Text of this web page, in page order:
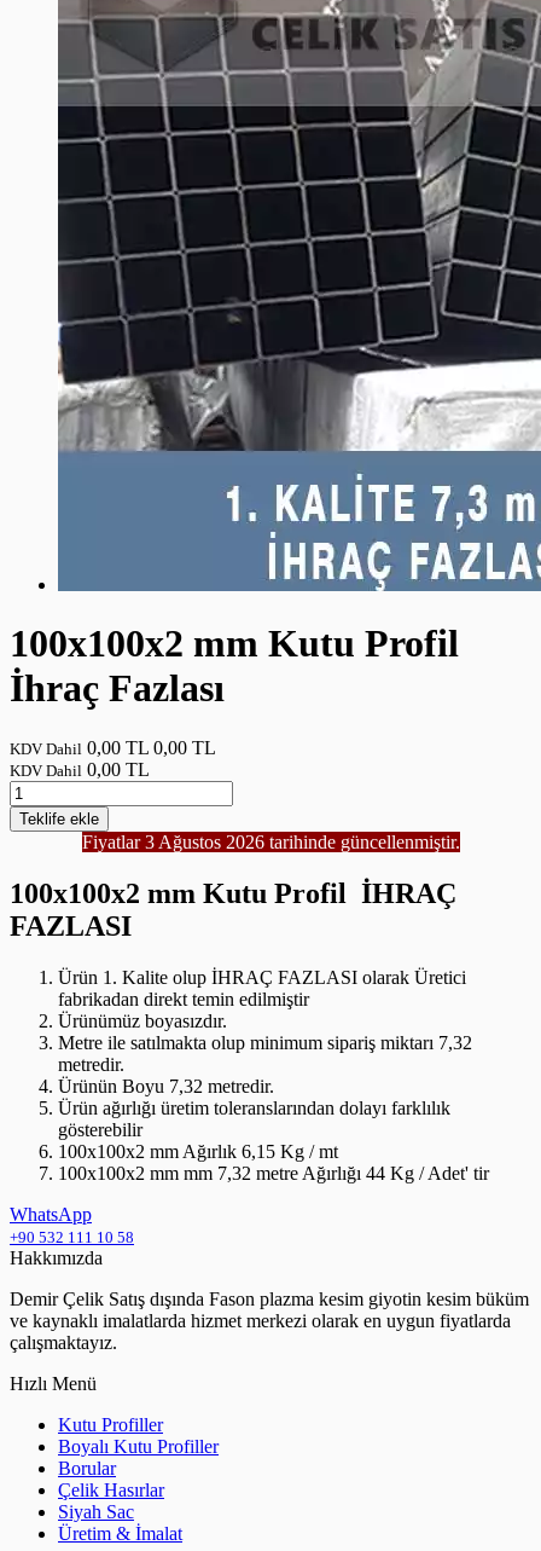
100x100x2 mm Kutu Profil
İhraç Fazlası
KDV Dahil 0,00 TL 0,00 TL
KDV Dahil 0,00 TL
Teklife ekle
Fiyatlar 3 Ağustos 2026 tarihinde güncellenmiştir.
100x100x2 mm Kutu Profil İHRAÇ
FAZLASI
Ürün 1. Kalite olup İHRAÇ FAZLASI olarak Üretici
fabrikadan direkt temin edilmiştir
Ürünümüz boyasızdır.
Metre ile satılmakta olup minimum sipariş miktarı 7,32
metredir.
Ürünün Boyu 7,32 metredir.
Ürün ağırlığı üretim toleranslarından dolayı farklılık
gösterebilir
100x100x2 mm Ağırlık 6,15 Kg / mt
100x100x2 mm mm 7,32 metre Ağırlığı 44 Kg / Adet' tir
WhatsApp
+90 532 111 10 58
Hakkımızda
Demir Çelik Satış dışında Fason plazma kesim giyotin kesim büküm
ve kaynaklı imalatlarda hizmet merkezi olarak en uygun fiyatlarda
çalışmaktayız.
Hızlı Menü
Kutu Profiller
Boyalı Kutu Profiller
Borular
Çelik Hasırlar
Siyah Sac
Üretim & İmalat